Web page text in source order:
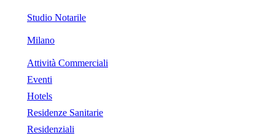
Studio Notarile
Milano
Attività Commerciali
Eventi
Hotels
Residenze Sanitarie
Residenziali